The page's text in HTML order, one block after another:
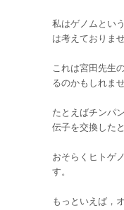
私はゲノムとい
は考えておりませ
これは宮田先生
るのかもしれませ
たとえばチンパ
伝子を交換した
おそらくヒトゲ
す。
もっといえば，